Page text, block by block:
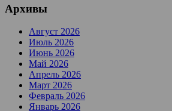
Архивы
Август 2026
Июль 2026
Июнь 2026
Май 2026
Апрель 2026
Март 2026
Февраль 2026
Январь 2026